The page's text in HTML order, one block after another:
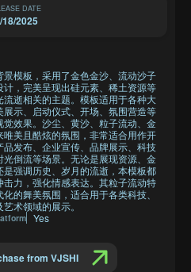
DATE
18/2025
模板，采用了金色金沙、流动沙子
，完美呈现出硅元素、稀土资源等
逝相关的主题。模板适用于各种大
展示、启动仪式、开场、氛围营造等
效果。沙尘、黄沙、粒子流动、金
美且酷炫的氛围，非常适合用作开
发布、企业宣传、品牌展示、科技
倒流等场景。无论是展现资源、金
强调历史、岁月的流逝，本模板都
力，强化情感表达。其粒子流动特
的舞美氛围，适合用于各类科技、
术领域的展示。
Yes
from VJSHI